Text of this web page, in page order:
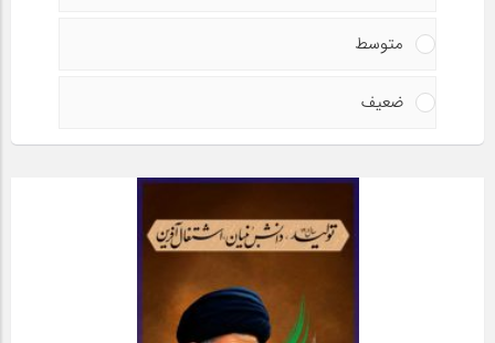
متوسط
ضعیف